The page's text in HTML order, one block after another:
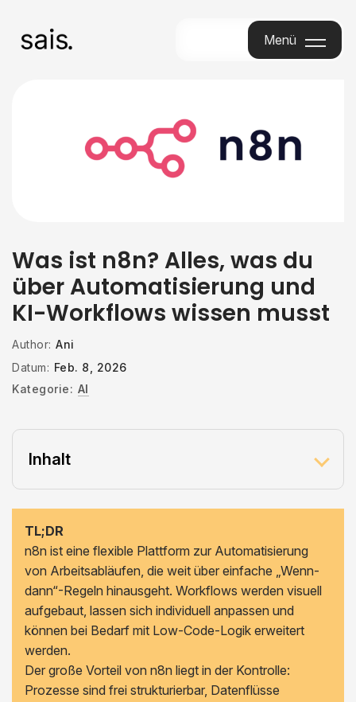
Menü
Was ist n8n? Alles, was du
über Automatisierung und
KI-Workflows wissen musst
Author: Ani
Datum: Feb. 8, 2026
Kategorie: AI
Inhalt
TL;DR
n8n ist eine flexible Plattform zur Automatisierung
von Arbeitsabläufen, die weit über einfache „Wenn-
dann“-Regeln hinausgeht. Workflows werden visuell
aufgebaut, lassen sich individuell anpassen und
können bei Bedarf mit Low-Code-Logik erweitert
werden.
Der große Vorteil von n8n liegt in der Kontrolle:
Prozesse sind frei strukturierbar, Datenflüsse